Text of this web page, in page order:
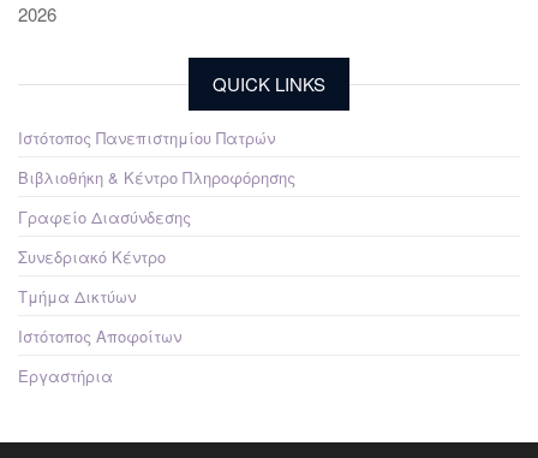
2026
QUICK LINKS
Ιστότοπος Πανεπιστημίου Πατρών
Βιβλιοθήκη & Κέντρο Πληροφόρησης
Γραφείο Διασύνδεσης
Συνεδριακό Κέντρο
Τμήμα Δικτύων
Ιστότοπος Αποφοίτων
Εργαστήρια